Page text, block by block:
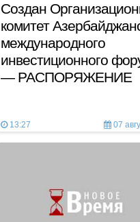
Создан
комитет
международного
инвестиционного
— РАСПОРЯЖЕНИЕ
13:27 07